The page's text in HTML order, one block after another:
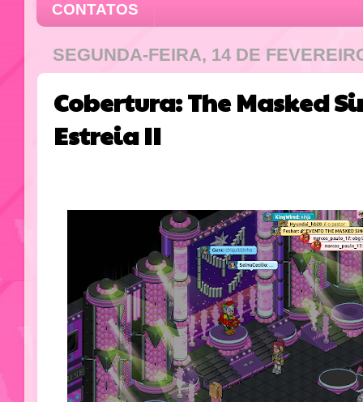
CONTATOS
SEGUNDA-FEIRA, 14 DE
Cobertura: The Masked
Estreia II